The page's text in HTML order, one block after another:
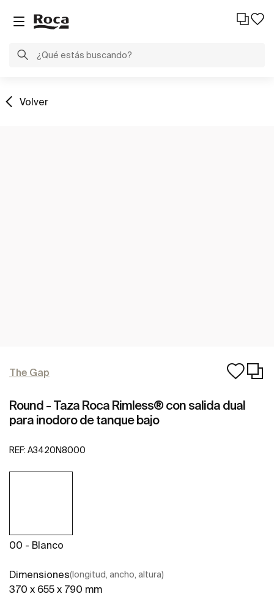
Volver
The Gap
Round - Taza Roca Rimless® con salida dual
para inodoro de tanque bajo
REF: A3420N8000
00 - Blanco
Dimensiones(longitud, ancho, altura)
370 x 655 x 790 mm